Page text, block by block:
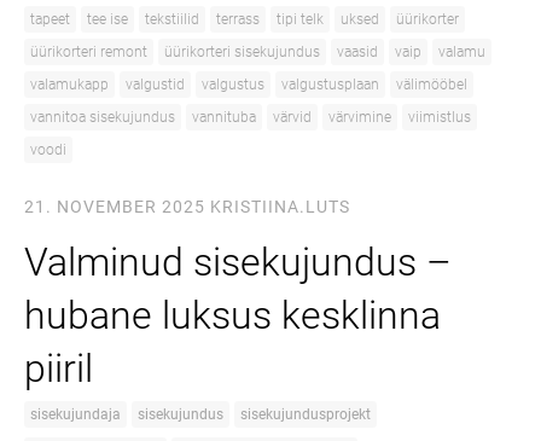
tapeet
tee ise tekstiilid terrass tipi telk uksed
üürikorter
üürikorteri remont
üürikorteri sisekujundus vaasid vaip
valamu
valamukapp
valgustid valgustus valgustusplaan
välimööbel
vannitoa sisekujundus
vannituba värvid värvimine
viimistlus
voodi
21. NOVEMBER 2025 KRISTIINA.LUTS
Valminud sisekujundus –
hubane luksus kesklinna
piiril
sisekujundaja sisekujundus sisekujundusprojekt